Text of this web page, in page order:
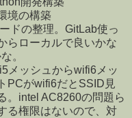
境の構築
ドの整理。GitLab使っ
らローカルで良いかな
。
メッシュからwifi6メッ
PCがwifi6だとSSID見
。intel AC8260の問題ら
る権限はないので、対